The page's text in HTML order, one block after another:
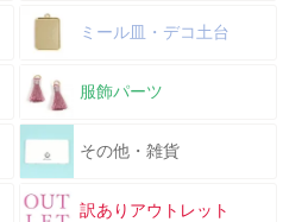
ミール皿・デコ土台
服飾パーツ
その他・雑貨
訳ありアウトレット